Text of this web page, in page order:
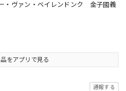
・ヴァン・ベイレンドンク 金子國義
をアプリで見る
通報する